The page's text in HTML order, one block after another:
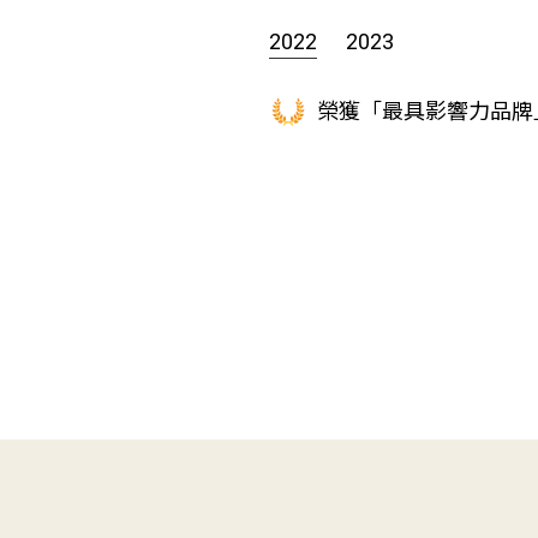
2022 2023
榮獲「最具影響力品